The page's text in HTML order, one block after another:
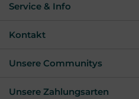
Service & Info
Kontakt
Unsere Communitys
Unsere Zahlungsarten